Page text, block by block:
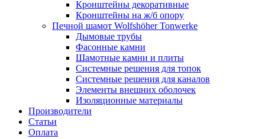
Кронштейны декоративные
Кронштейны на ж/б опору
Печной шамот Wolfshöher Tonwerke
Дымовые трубы
Фасонные камни
Шамотные камни и плиты
Системные решения для топок
Системные решения для каналов
Элементы внешних оболочек
Изоляционные материалы
Производители
Статьи
Оплата